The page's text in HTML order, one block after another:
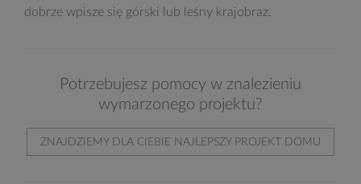
dobrze wpisze się górski lub leśny krajobraz.
Potrzebujesz pomocy w znalezieniu
wymarzonego projektu?
ZNAJDZIEMY DLA CIEBIE NAJLEPSZY PROJEKT DOMU